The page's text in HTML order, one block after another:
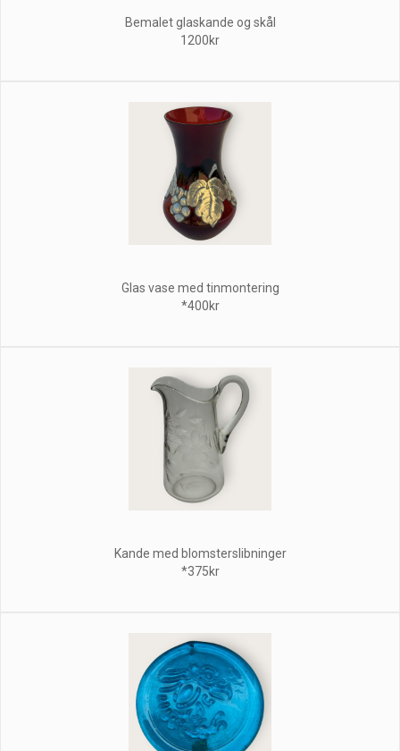
Bemalet glaskande og skål
1200kr
Glas vase med tinmontering
*400kr
Kande med blomsterslibninger
*375kr